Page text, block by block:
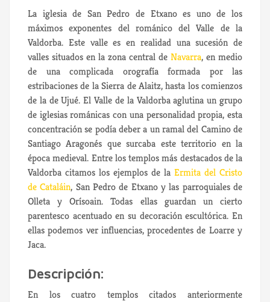
La iglesia de San Pedro de Etxano es uno de los
máximos exponentes del románico del Valle de la
Valdorba. Este valle es en realidad una sucesión de
valles situados en la zona central de Navarra, en medio
de una complicada orografía formada por las
estribaciones de la Sierra de Alaitz, hasta los comienzos
de la de Ujué. El Valle de la Valdorba aglutina un grupo
de iglesias románicas con una personalidad propia, esta
concentración se podía deber a un ramal del Camino de
Santiago Aragonés que surcaba este territorio en la
época medieval. Entre los templos más destacados de la
Valdorba citamos los ejemplos de la Ermita del Cristo
de Cataláin, San Pedro de Etxano y las parroquiales de
Olleta y Orísoain. Todas ellas guardan un cierto
parentesco acentuado en su decoración escultórica. En
ellas podemos ver influencias, procedentes de Loarre y
Jaca.
Descripción:
En los cuatro templos citados anteriormente